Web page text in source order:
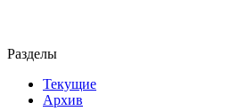
Разделы
Текущие
Архив